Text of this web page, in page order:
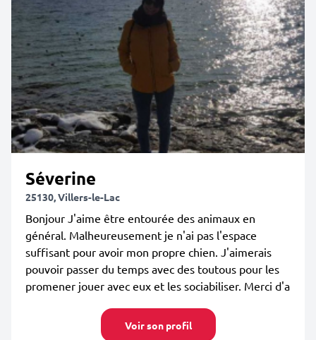
Séverine
25130, Villers-le-Lac
Bonjour J'aime être entourée des animaux en
général. Malheureusement je n'ai pas l'espace
suffisant pour avoir mon propre chien. J'aimerais
pouvoir passer du temps avec des toutous pour les
promener jouer avec eux et les sociabiliser. Merci d'a
Voir son profil